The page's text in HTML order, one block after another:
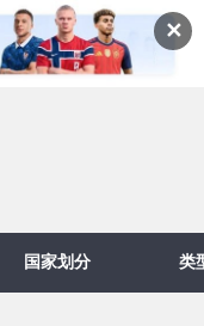
✕
国家划分 类